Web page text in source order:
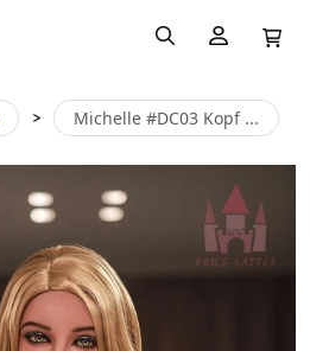
Michelle #DC03 Kopf ...